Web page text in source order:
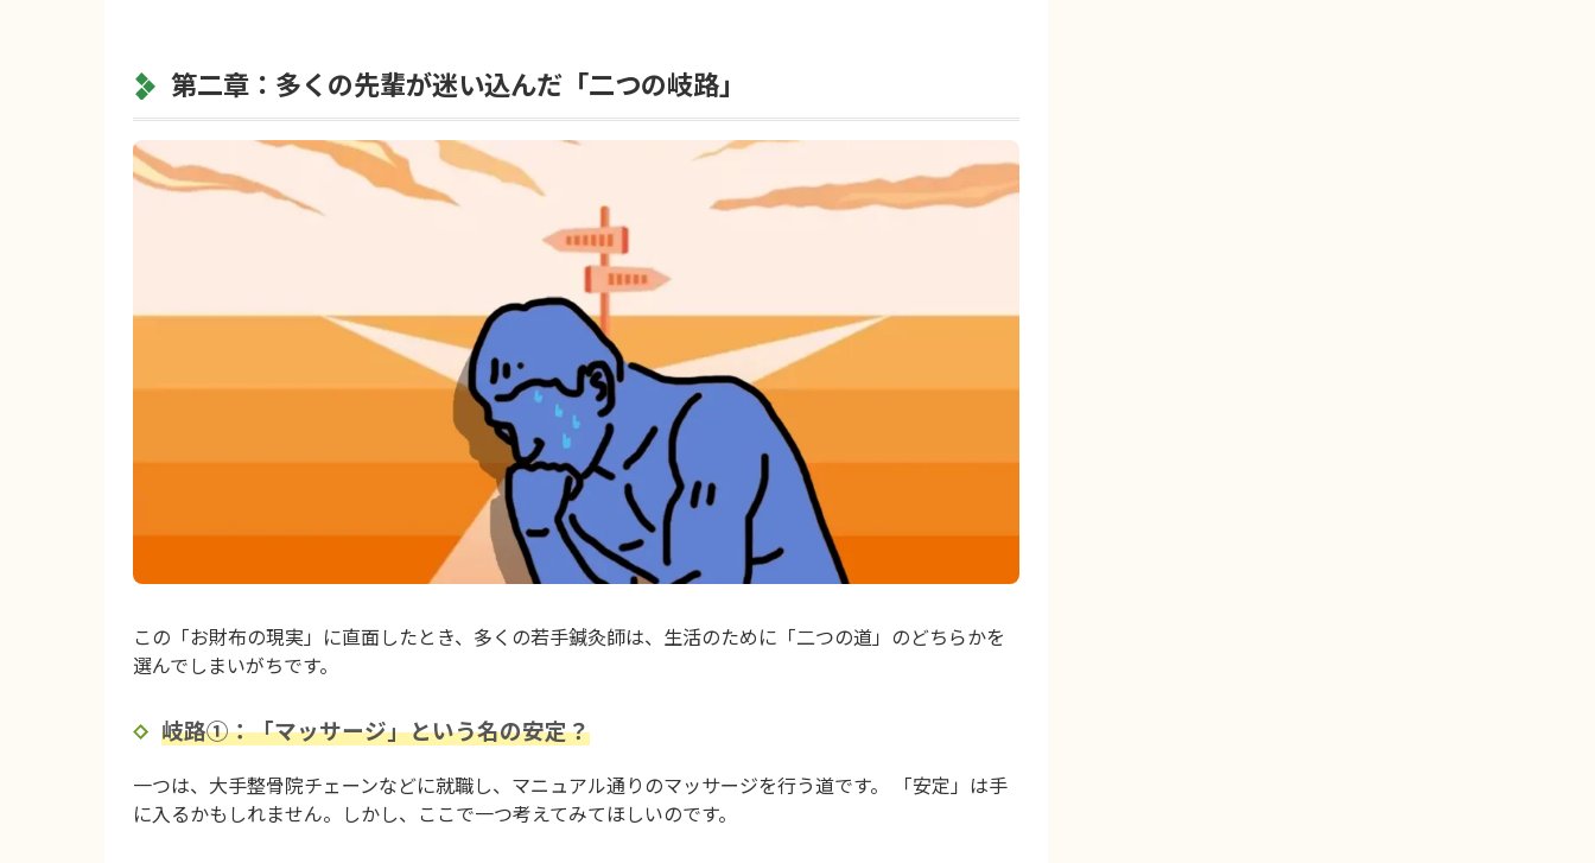
第二章：多くの先輩が迷い込んだ「二つの岐路」
この「お財布の現実」に直面したとき、多くの若手鍼灸師は、生活のために「二つの道」のどちらかを
選んでしまいがちです。
岐路①：「マッサージ」という名の安定？
一つは、大手整骨院チェーンなどに就職し、マニュアル通りのマッサージを行う道です。 「安定」は手
に入るかもしれません。しかし、ここで一つ考えてみてほしいのです。